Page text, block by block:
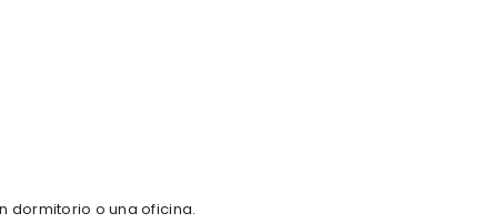
dormitorio o una oficina.